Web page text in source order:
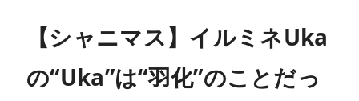
【シャニマス】イルミネUka
の“Uka”は“羽化”のことだっ